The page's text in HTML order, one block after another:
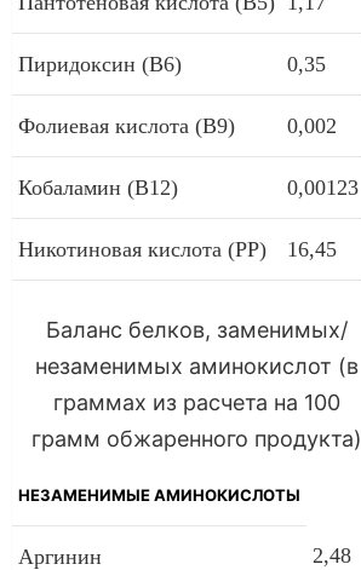
Пиридоксин (В6) 0,35
Фолиевая кислота (В9) 0,002
Кобаламин (В12) 0,00123
Никотиновая кислота (РР) 16,45
Баланс белков, заменимых/
незаменимых аминокислот (в
граммах из расчета на 100
грамм обжаренного продукта)
НЕЗАМЕНИМЫЕ АМИНОКИСЛОТЫ
Аргинин 2,48